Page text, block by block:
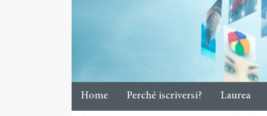
Home Perché iscriversi? Laurea